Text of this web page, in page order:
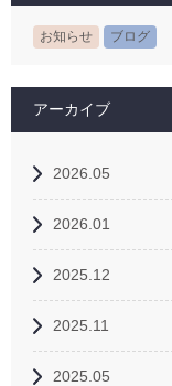
お知らせ ブログ
アーカイブ
2026.05
2026.01
2025.12
2025.11
2025.05